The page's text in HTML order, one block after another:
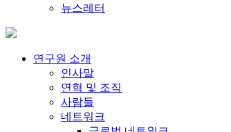
뉴스레터
연구원 소개
인사말
연혁 및 조직
사람들
네트워크